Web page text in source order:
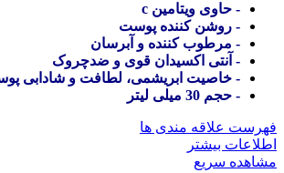
- حاوی ویتامین c
- روشن کننده پوست
- مرطوب کننده و آبرسان
- آنتی اکسیدان قوی و ضدچروک
- خاصیت ابریشمی، لطافت و شادابی
- حجم 30 میلی لیتر
فهرست علاقه مندی ها
اطلاعات بیشتر
مشاهده سریع